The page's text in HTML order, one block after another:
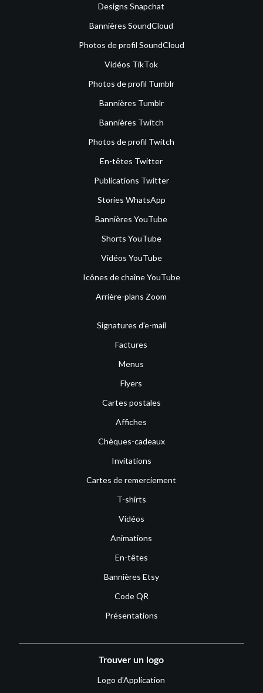
Designs Snapchat
Bannières SoundCloud
Photos de profil SoundCloud
Vidéos TikTok
Photos de profil Tumblr
Bannières Tumblr
Bannières Twitch
Photos de profil Twitch
En-têtes Twitter
Publications Twitter
Stories WhatsApp
Bannières YouTube
Shorts YouTube
Vidéos YouTube
Icônes de chaîne YouTube
Arrière-plans Zoom
Signatures d’e-mail
Factures
Menus
Flyers
Cartes postales
Affiches
Chèques-cadeaux
Invitations
Cartes de remerciement
T-shirts
Vidéos
Animations
En-têtes
Bannières Etsy
Code QR
Présentations
Trouver un logo
Logo d'Application